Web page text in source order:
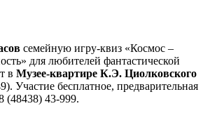
семейную игру-квиз «Космос –
для любителей фантастической
в Музее-квартире К.Э. Циолковского
Участие бесплатное, предварительная
(48438) 43-999.